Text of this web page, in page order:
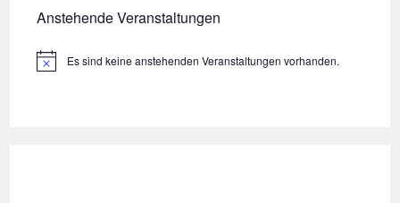
Anstehende Veranstaltungen
H
Es sind keine anstehenden Veranstaltungen vorhanden.